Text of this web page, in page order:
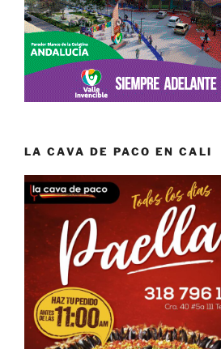
LA CAVA DE PACO EN CALI